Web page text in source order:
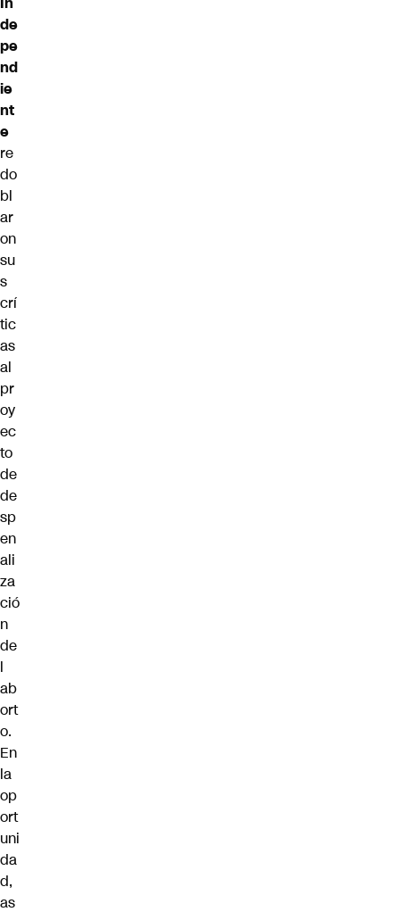
de
pe
nd
ie
nt
e
re
do
bl
ar
on
su
s
crí
tic
as
al
pr
oy
ec
to
de
de
sp
en
ali
za
ció
n
de
l
ab
ort
o.
En
la
op
ort
uni
da
d,
as